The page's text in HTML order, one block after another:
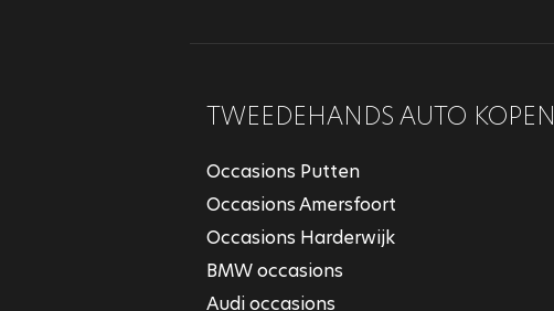
TWEEDEHANDS AUTO KOPEN
Occasions Putten
Occasions Amersfoort
Occasions Harderwijk
BMW occasions
Audi occasions